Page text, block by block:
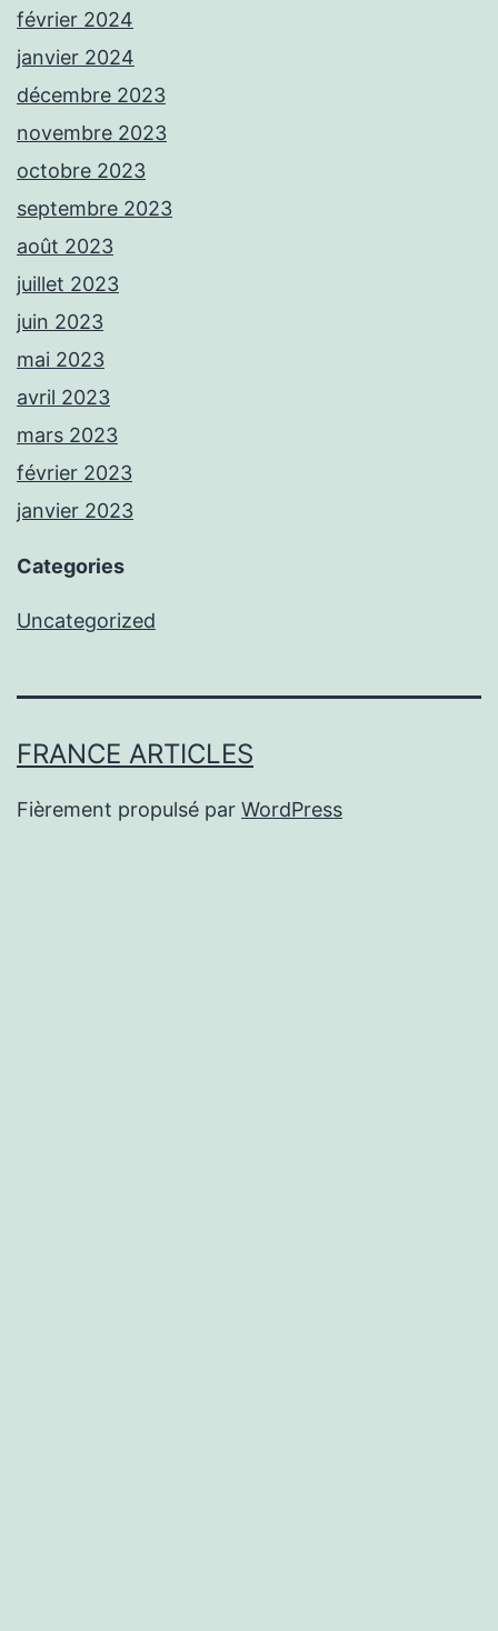
février 2024
janvier 2024
décembre 2023
novembre 2023
octobre 2023
septembre 2023
août 2023
juillet 2023
juin 2023
mai 2023
avril 2023
mars 2023
février 2023
janvier 2023
Categories
Uncategorized
FRANCE ARTICLES
Fièrement propulsé par WordPress